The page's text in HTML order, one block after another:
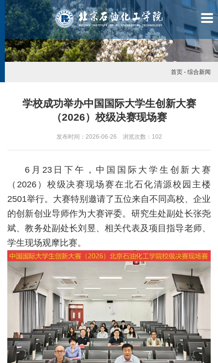
学
概
况
置
招
首页 - 综合新闻
学校成功举办中国国际大学生创新大赛
（2026）校级决赛现场赛
发布时间：2026-06-26 浏览次数： 102
6月23日下午，中国国际大学生创新大赛
（2026）校级决赛现场赛在北石化清源校园主楼
2501举行。大赛特别邀请了五位来自不同高校、企业
的创新创业导师作为大赛评委。研究生处副处长张尧
斌、教务处副处长刘昱、相关代表及项目指导老师、
学生现场观摩比赛。